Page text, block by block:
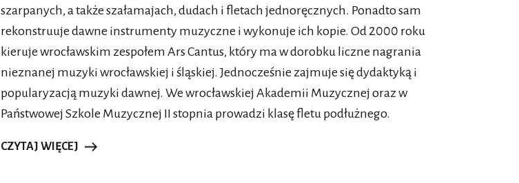
szarpanych, a także szałamajach, dudach i fletach jednoręcznych. Ponadto sam
rekonstruuje dawne instrumenty muzyczne i wykonuje ich kopie. Od 2000 roku
kieruje wrocławskim zespołem Ars Cantus, który ma w dorobku liczne nagrania
nieznanej muzyki wrocławskiej i śląskiej. Jednocześnie zajmuje się dydaktyką i
popularyzacją muzyki dawnej. We wrocławskiej Akademii Muzycznej oraz w
Państwowej Szkole Muzycznej II stopnia prowadzi klasę fletu podłużnego.
CZYTAJ WIĘCEJ